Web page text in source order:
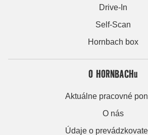
Drive-In
Self-Scan
Hornbach box
O HORNBACHu
Aktuálne pracovné
O nás
Údaje o